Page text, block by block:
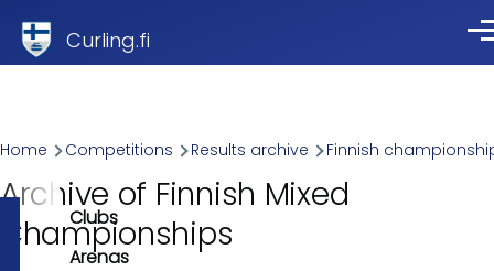
Curling.fi
Clubs
Arenas
Breadcrumb
Home Competitions Results archive Finnish
Archive of Finnish Mixed
Championships